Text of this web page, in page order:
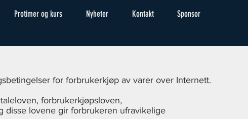
Protimer og kurs Nyheter Kontakt Sponsor
for forbrukerkjøp av varer over Internett.
forbrukerkjøpsloven,
disse lovene gir forbrukeren ufravikelige